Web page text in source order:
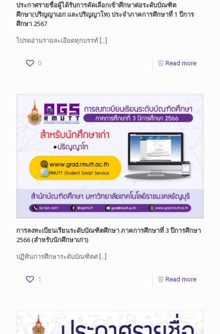
ประกาศรายชื่อผู้ได้รับการคัดเลือกเข้าศึกษาต่อระดับบัณฑิต
ศึกษา(ปริญญาเอก และปริญญาโท) ประจำภาคการศึกษาที่ 1 ปีการ
ศึกษา 2567
โปรดอ่านรายละเอียดทุกบรรทั […]
0 Read more
การลงทะเบียนเรียนระดับบัณฑิตศึกษา ภาคการศึกษาที่ 3 ปีการศึกษา
2566 (สำหรับนักศึกษาเก่า)
ปฏิทินการศึกษาระดับบัณฑิตศ […]
1 Read more